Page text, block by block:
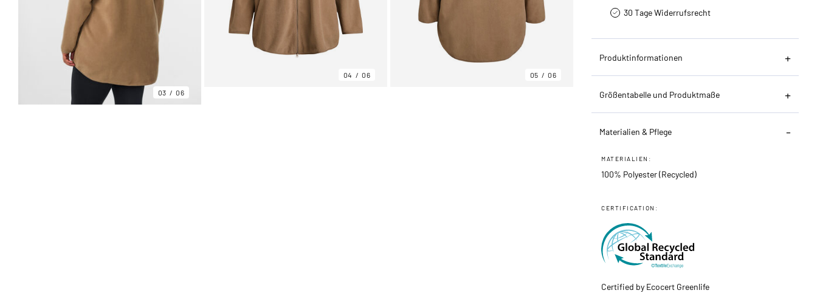
03 06
04 06 05 06 06 06
30 Tage Widerrufsrecht
Produktinformationen
Größentabelle und Produktmaße
Materialien & Pflege
MATERIALIEN:
100% Polyester (Recycled)
CERTIFICATION:
Certified by Ecocert Greenlife